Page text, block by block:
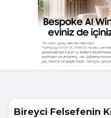
Bireyci Felsefenin